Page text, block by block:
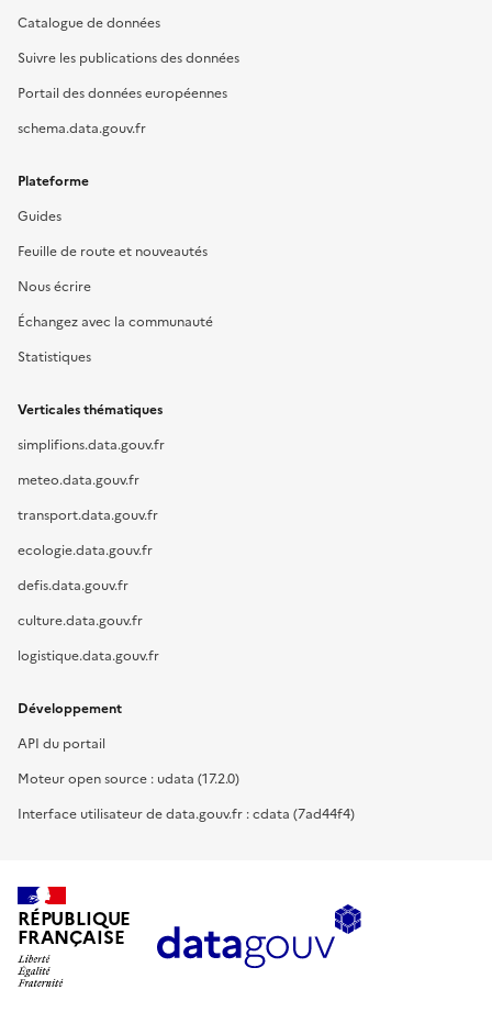
Catalogue de données
Suivre les publications des données
Portail des données européennes
schema.data.gouv.fr
Plateforme
Guides
Feuille de route et nouveautés
Nous écrire
Échangez avec la communauté
Statistiques
Verticales thématiques
simplifions.data.gouv.fr
meteo.data.gouv.fr
transport.data.gouv.fr
ecologie.data.gouv.fr
defis.data.gouv.fr
culture.data.gouv.fr
logistique.data.gouv.fr
Développement
API du portail
Moteur open source : udata (17.2.0)
Interface utilisateur de data.gouv.fr : cdata (7ad44f4)
RÉPUBLIQUE
FRANÇAISE